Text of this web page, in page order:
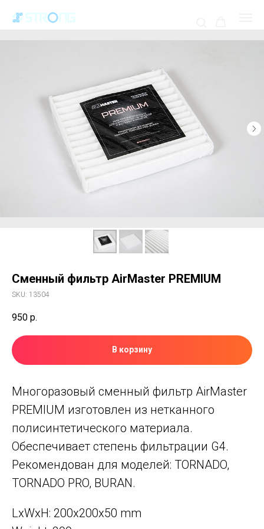
Сменный фильтр AirMaster PREMIUM
SKU: 13504
950 р.
В корзину
Многоразовый сменный фильтр AirMaster
PREMIUM изготовлен из нетканного
полисинтетического материала.
Обеспечивает степень фильтрации G4.
Рекомендован для моделей: TORNADO,
TORNADO PRO, BURAN.
LxWxH: 200x200x50 mm